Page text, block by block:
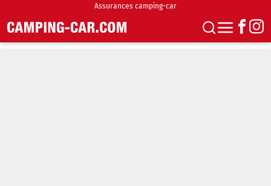
Assurances camping-car